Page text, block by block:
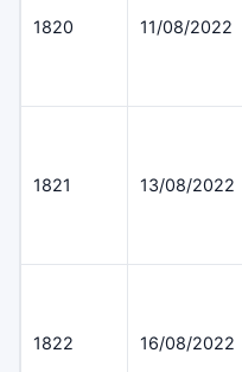
1820 11/08/2022
1821 13/08/2022
1822 16/08/2022